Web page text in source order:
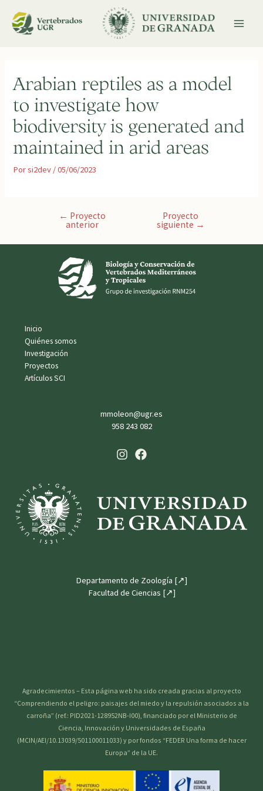
contenido
Arabian reptiles as a model
to investigate how
biodiversity is generated and
maintained in arid areas
Porsi2dev /05/06/2023
Navegación
← Proyecto
anterior
Proyecto
siguiente →
Inicio
Quiénes somos
Investigación
Proyectos
Artículos SCI
mmoleon@ugr.es
958 243 082
Departamento de Zoología [↗]
Facultad de Ciencias [↗]
Agradecimientos – Esta página web ha sido creada gracias al proyecto
“Comprendiendo el peligro: paisajes del miedo y la repulsión asociados a la
carroña” (ref.: PID2021-128952NB-I00), financiado por el Ministerio de
Ciencia, Innovación y Universidades de España
(MCIN/AEI/10.13039/501100011033) y por fondos “FEDER Una forma de hacer
Europa” de la UE.